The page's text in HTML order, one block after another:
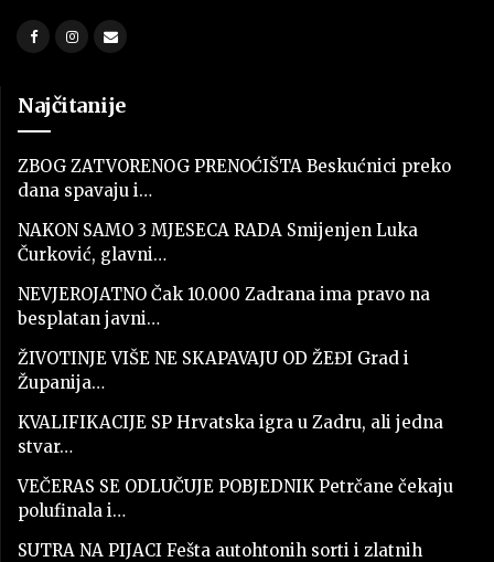
Najčitanije
ZBOG ZATVORENOG PRENOĆIŠTA Beskućnici preko
dana spavaju i…
NAKON SAMO 3 MJESECA RADA Smijenjen Luka
Čurković, glavni…
NEVJEROJATNO Čak 10.000 Zadrana ima pravo na
besplatan javni…
ŽIVOTINJE VIŠE NE SKAPAVAJU OD ŽEĐI Grad i
Županija…
KVALIFIKACIJE SP Hrvatska igra u Zadru, ali jedna
stvar…
VEČERAS SE ODLUČUJE POBJEDNIK Petrčane čekaju
polufinala i…
SUTRA NA PIJACI Fešta autohtonih sorti i zlatnih